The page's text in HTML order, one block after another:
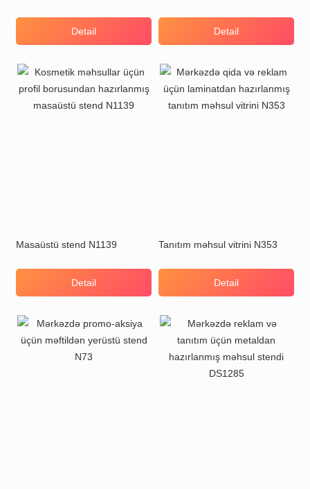
Detail Detail
Masaüstü stend N1139
Detail
Tanıtım məhsul vitrini N353
Detail